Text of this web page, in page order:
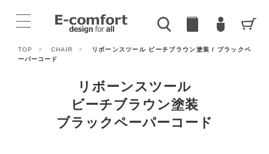
TOP > CHAIR >
リボーンスツール ビーチブラウン塗装 / ブラックペ
ーパーコード
リボーンスツール
ビーチブラウン塗装
ブラックペーパーコード